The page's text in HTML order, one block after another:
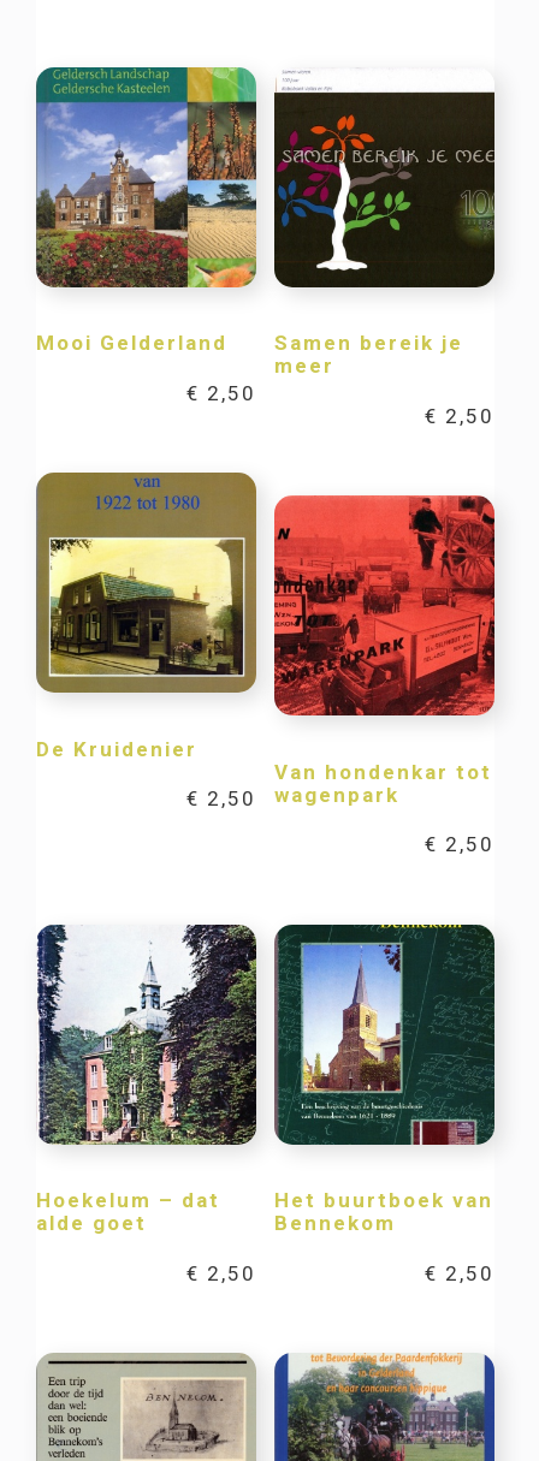
Mooi Gelderland
€ 2,50
Samen bereik je
meer
€ 2,50
De Kruidenier
€ 2,50
Van hondenkar tot
wagenpark
€ 2,50
Hoekelum – dat
alde goet
€ 2,50
Het buurtboek van
Bennekom
€ 2,50